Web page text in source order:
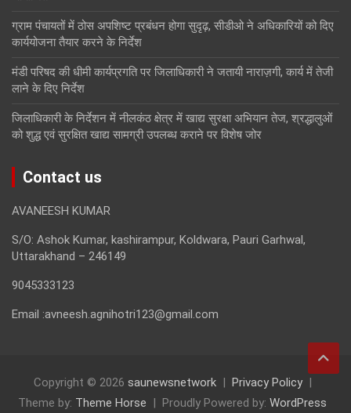
ग्राम पंचायतों में ठोस अपशिष्ट प्रबंधन होगा सुदृढ़, सीडीओ ने अधिकारियों को दिए
कार्ययोजना तैयार करने के निर्देश
मंडी परिषद की धीमी कार्यप्रगति पर जिलाधिकारी ने जतायी नाराज़गी, कार्य में तेजी
लाने के दिए निर्देश
जिलाधिकारी के निर्देशन में नीलकंठ क्षेत्र में खाद्य सुरक्षा अभियान तेज, श्रद्धालुओं
को शुद्ध एवं सुरक्षित खाद्य सामग्री उपलब्ध कराने पर विशेष जोर
Contact us
AVANEESH KUMAR
S/O: Ashok Kumar, kashirampur, Koldwara, Pauri Garhwal,
Uttarakhand – 246149
9045333123
Email :avneesh.agnihotri123@gmail.com
Copyright © 2026 saunewsnetwork
Privacy Policy
Theme by: Theme Horse Proudly Powered by: WordPress